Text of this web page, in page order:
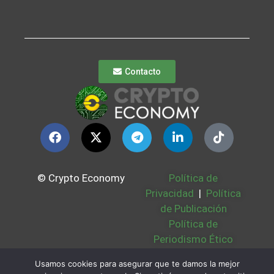
Contacto
© Crypto Economy
Política de
Privacidad | Política
de Publicación
Política de
Periodismo Ético
Bases Legales |
Usamos cookies para asegurar que te damos la mejor